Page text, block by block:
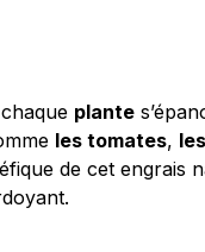
plante
les tomates,
de cet engrais